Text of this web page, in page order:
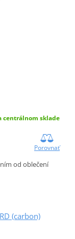
centrálnom sklade
Porovnať
od oblečení
(carbon)